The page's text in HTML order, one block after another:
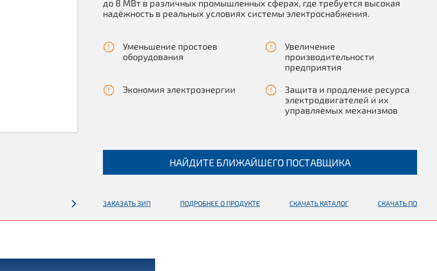
до 8 МВт в различных промышленных сферах, где требуется высокая
надёжность в реальных условиях системы электроснабжения.
Уменьшение простоев
оборудования
Увеличение
производительности
предприятия
Экономия электроэнергии
Защита и продление ресурса
электродвигателей и их
управляемых механизмов
НАЙДИТЕ БЛИЖАЙШЕГО ПОСТАВЩИКА
ЗАКАЗАТЬ ЗИП ПОДРОБНЕЕ О ПРОДУКТЕ СКАЧАТЬ КАТАЛОГ СКАЧАТЬ ПО